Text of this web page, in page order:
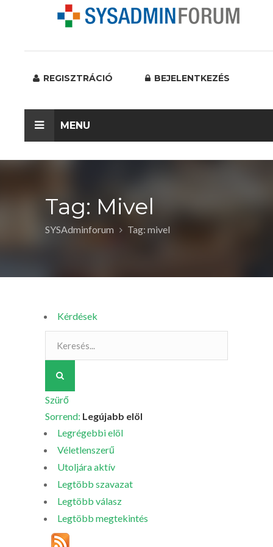
REGISZTRÁCIÓ BEJELENTKEZÉS
MENU
Tag: Mivel
SYSAdminforum Tag: mivel
Kérdések
Szürő
Sorrend: Legújabb elöl
Legrégebbi elöl
Véletlenszerű
Utoljára aktív
Legtöbb szavazat
Legtöbb válasz
Legtöbb megtekintés